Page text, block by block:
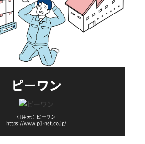
ピーワン
引用元：ピーワン
https://www.p1-net.co.jp/